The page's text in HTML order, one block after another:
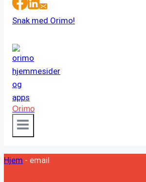
Snak med Orimo!
Orimo
Hjem - email